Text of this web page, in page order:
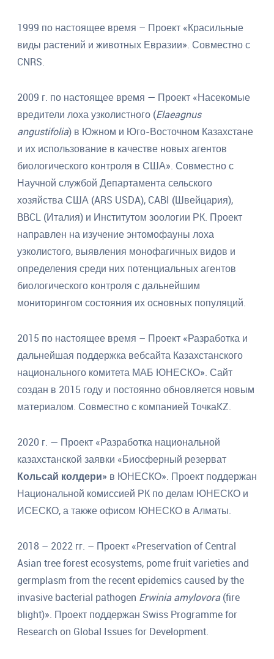
1999 по настоящее время – Проект «Красильные
виды растений и животных Евразии». Совместно с
CNRS.
2009 г. по настоящее время — Проект «Насекомые
вредители лоха узколистного (Elaeagnus
angustifolia) в Южном и Юго-Восточном Казахстане
и их использование в качестве новых агентов
биологического контроля в США». Совместно с
Научной службой Департамента сельского
хозяйства США (ARS USDA), CABI (Швейцария),
BBCL (Италия) и Институтом зоологии РК. Проект
направлен на изучение энтомофауны лоха
узколистого, выявления монофагичных видов и
определения среди них потенциальных агентов
биологического контроля с дальнейшим
мониторингом состояния их основных популяций.
2015 по настоящее время – Проект «Разработка и
дальнейшая поддержка вебсайта Казахстанского
национального комитета МАБ ЮНЕСКО». Сайт
создан в 2015 году и постоянно обновляется новым
материалом. Совместно с компанией ТочкаKZ.
2020 г. — Проект «Разработка национальной
казахстанской заявки «Биосферный резерват
Кольсай колдери» в ЮНЕСКО». Проект поддержан
Национальной комиссией РК по делам ЮНЕСКО и
ИСЕСКО, а также офисом ЮНЕСКО в Алматы.
2018 – 2022 гг. – Проект «Preservation of Central
Asian tree forest ecosystems, pome fruit varieties and
germplasm from the recent epidemics caused by the
invasive bacterial pathogen Erwinia amylovora(fire
blight)». Проект поддержан Swiss Programme for
Research on Global Issues for Development.